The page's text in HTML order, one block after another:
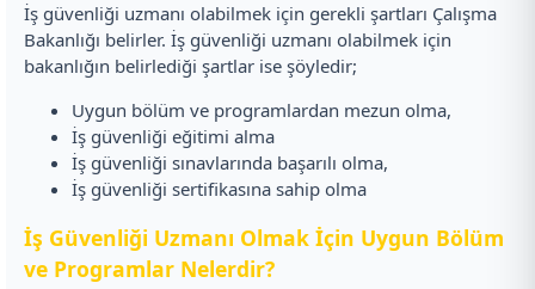
İş güvenliği uzmanı olabilmek için gerekli şartları Çalışma
Bakanlığı belirler. İş güvenliği uzmanı olabilmek için
bakanlığın belirlediği şartlar ise şöyledir;
Uygun bölüm ve programlardan mezun olma,
İş güvenliği eğitimi alma
İş güvenliği sınavlarında başarılı olma,
İş güvenliği sertifikasına sahip olma
İş Güvenliği Uzmanı Olmak İçin Uygun Bölüm
ve Programlar Nelerdir?